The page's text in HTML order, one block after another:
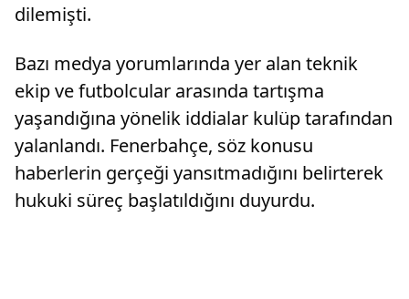
dilemişti.
Bazı medya yorumlarında yer alan teknik
ekip ve futbolcular arasında tartışma
yaşandığına yönelik iddialar kulüp tarafından
yalanlandı. Fenerbahçe, söz konusu
haberlerin gerçeği yansıtmadığını belirterek
hukuki süreç başlatıldığını duyurdu.